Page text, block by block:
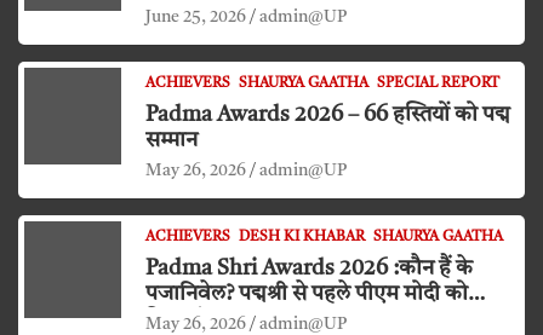
June 25, 2026 admin@UP
ACHIEVERS SHAURYA GAATHA SPECIAL REPORT
Padma Awards 2026 – 66 हस्तियों को पद्म
सम्मान
May 26, 2026 admin@UP
ACHIEVERS DESH KI KHABAR SHAURYA GAATHA
Padma Shri Awards 2026 :कौन हैं के
पजानिवेल? पद्मश्री से पहले पीएम मोदी को
किया दंडवत प्रणाम
May 26, 2026 admin@UP